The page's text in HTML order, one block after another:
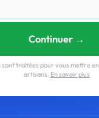
Continuer →
sont traitées pour vous mettre
artisans. En savoir plus